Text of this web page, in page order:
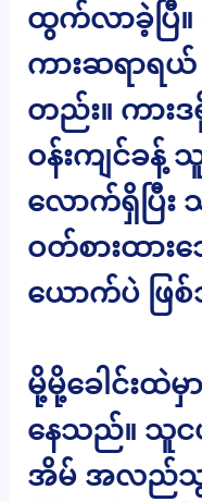
ထွက်လာခဲ့ပြီ။
ကားဆရာရ
တည်း။ ကား
ဝန်းကျင်ခ
လောက်ရှိပြီး
ဝတ်စားထာ
ယောက်ပဲ ဖြ
မို့မို့ခေါင်းထဲ
နေသည်။ သူင
အိမ် အလည်သွ